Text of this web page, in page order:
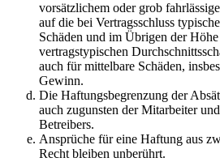
vorsätzlichem oder grob
auf die bei Vertragsschluss
Schäden und im Übrigen der
vertragstypischen
auch für mittelbare Schäden,
Gewinn.
Die Haftungsbegrenzung der
auch zugunsten der Mitarbeiter
Betreibers.
Ansprüche für eine Haftung aus
Recht bleiben unberührt.